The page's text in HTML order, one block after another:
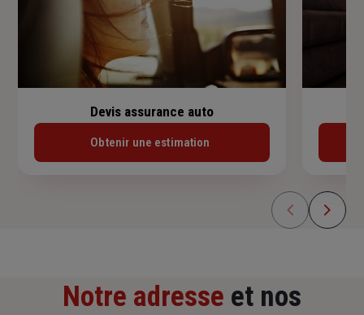
Devis assurance auto
Obtenir une estimation
Notre adresse et nos